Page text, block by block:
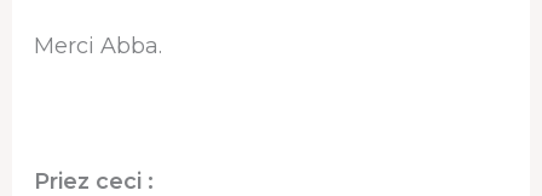
Merci Abba.
Priez ceci :